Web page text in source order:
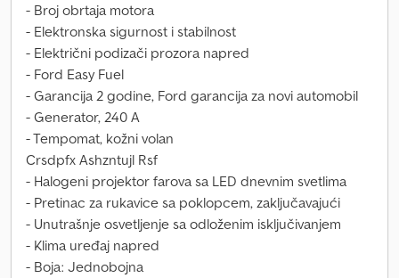
- Broj obrtaja motora
- Elektronska sigurnost i stabilnost
- Električni podizači prozora napred
- Ford Easy Fuel
- Garancija 2 godine, Ford garancija za novi automobil
- Generator, 240 A
- Tempomat, kožni volan
Crsdpfx Ashzntujl Rsf
- Halogeni projektor farova sa LED dnevnim svetlima
- Pretinac za rukavice sa poklopcem, zaključavajući
- Unutrašnje osvetljenje sa odloženim isključivanjem
- Klima uređaj napred
- Boja: Jednobojna